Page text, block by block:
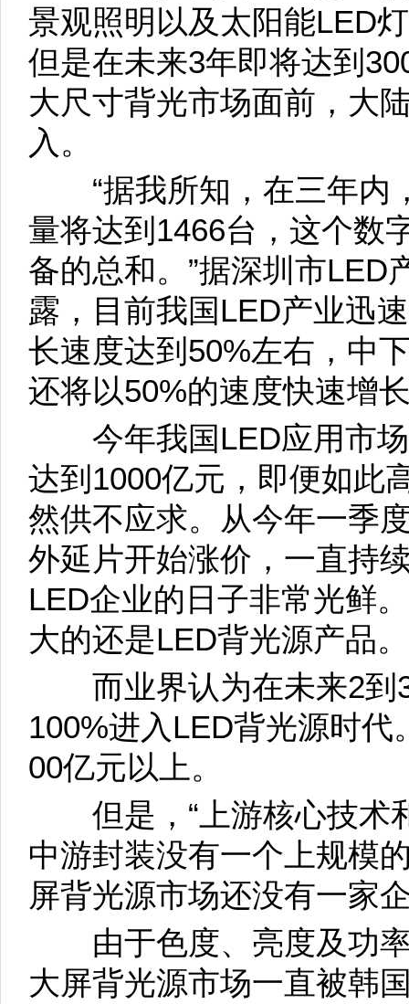
景观照明以及太阳能LED
但是在未来3年即将达到
大尺寸背光市场面前，大
入。
“据我所知，在三年内
量将达到1466台，这个数
备的总和。”据深圳市LED
露，目前我国LED产业迅
长速度达到50%左右，中
还将以50%的速度快速增
今年我国LED应用市场
达到1000亿元，即便如此
然供不应求。从今年一季
外延片开始涨价，一直持
LED企业的日子非常光鲜
大的还是LED背光源产品。
而业界认为在未来2到3
100%进入LED背光源时
00亿元以上。
但是，“上游核心技术
中游封装没有一个上规模
屏背光源市场还没有一家
由于色度、亮度及功率
大屏背光源市场一直被韩